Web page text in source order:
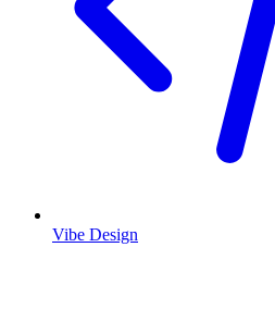
Vibe Design